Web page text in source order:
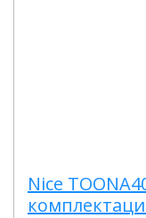
Nice